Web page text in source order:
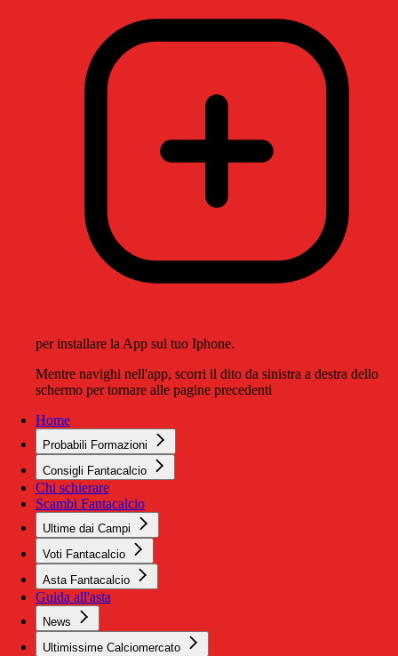
per installare la App sul tuo Iphone.
Mentre navighi nell'app, scorri il dito da sinistra a destra dello
schermo per tornare alle pagine precedenti
Home
Probabili Formazioni
Consigli Fantacalcio
Chi schierare
Scambi Fantacalcio
Ultime dai Campi
Voti Fantacalcio
Asta Fantacalcio
Guida all'asta
News
Ultimissime Calciomercato